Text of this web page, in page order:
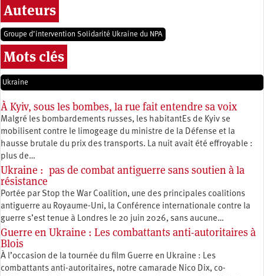
Auteurs
Groupe d’intervention Solidarité Ukraine du NPA
Mots clés
Ukraine
À Kyiv, sous les bombes, la rue fait entendre sa voix
Malgré les bombardements russes, les habitantEs de Kyiv se
mobilisent contre le limogeage du ministre de la Défense et la
hausse brutale du prix des transports. La nuit avait été effroyable :
plus de…
Ukraine : pas de combat antiguerre sans soutien à la
résistance
Portée par Stop the War Coalition, une des principales coalitions
antiguerre au Royaume-Uni, la Conférence internationale contre la
guerre s’est tenue à Londres le 20 juin 2026, sans aucune…
Guerre en Ukraine : Les combattants anti-autoritaires à
Blois
À l’occasion de la tournée du film Guerre en Ukraine : Les
combattants anti-autoritaires, notre camarade Nico Dix, co-